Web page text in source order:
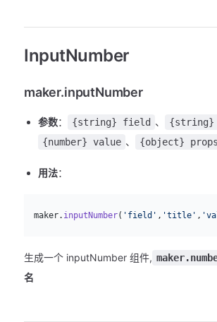
InputNumber
maker.inputNumber
参数： {string} field 、
{number} value 、 {object} props
用法：
  maker.
inputNumber( 'field' , 'title' ,
生成一个 inputNumber 组件,
名